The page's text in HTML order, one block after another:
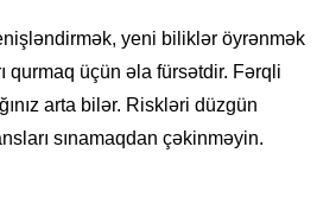
yeni biliklər öyrənmək
qurmaq üçün əla fürsətdir. Fərqli
arta bilər. Riskləri düzgün
sınamaqdan çəkinməyin.